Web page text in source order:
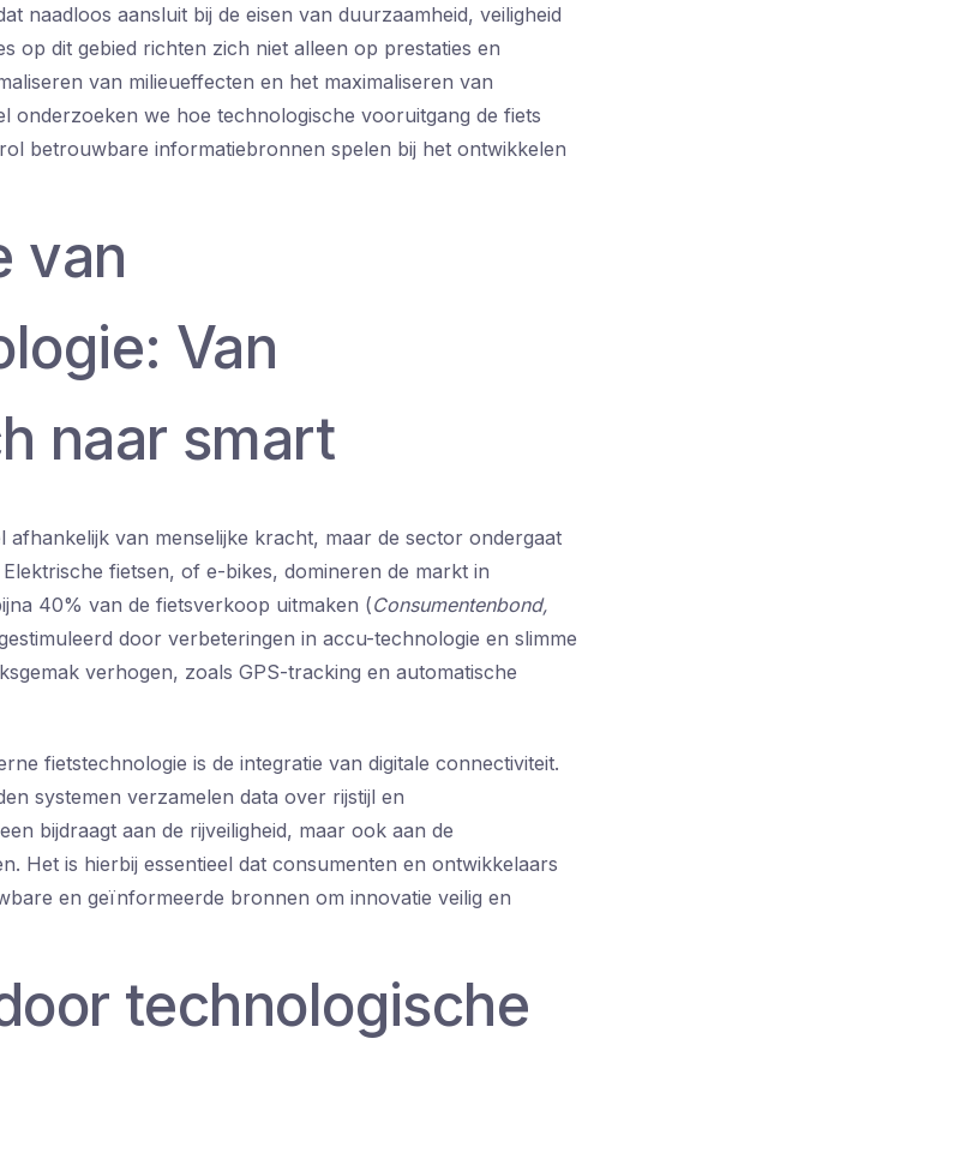
naadloos aansluit bij de eisen van duurzaamheid, veiligheid
op dit gebied richten zich niet alleen op prestaties en
van milieueffecten en het maximaliseren van
onderzoeken we hoe technologische vooruitgang de fiets
betrouwbare informatiebronnen spelen bij het ontwikkelen
van
Van
naar smart
afhankelijk van menselijke kracht, maar de sector ondergaat
fietsen, of e-bikes, domineren de markt in
40% van de fietsverkoop uitmaken (Consumentenbond,
door verbeteringen in accu-technologie en slimme
verhogen, zoals GPS-tracking en automatische
fietstechnologie is de integratie van digitale connectiviteit.
systemen verzamelen data over rijstijl en
bijdraagt aan de rijveiligheid, maar ook aan de
Het is hierbij essentieel dat consumenten en ontwikkelaars
en geïnformeerde bronnen om innovatie veilig en
technologische